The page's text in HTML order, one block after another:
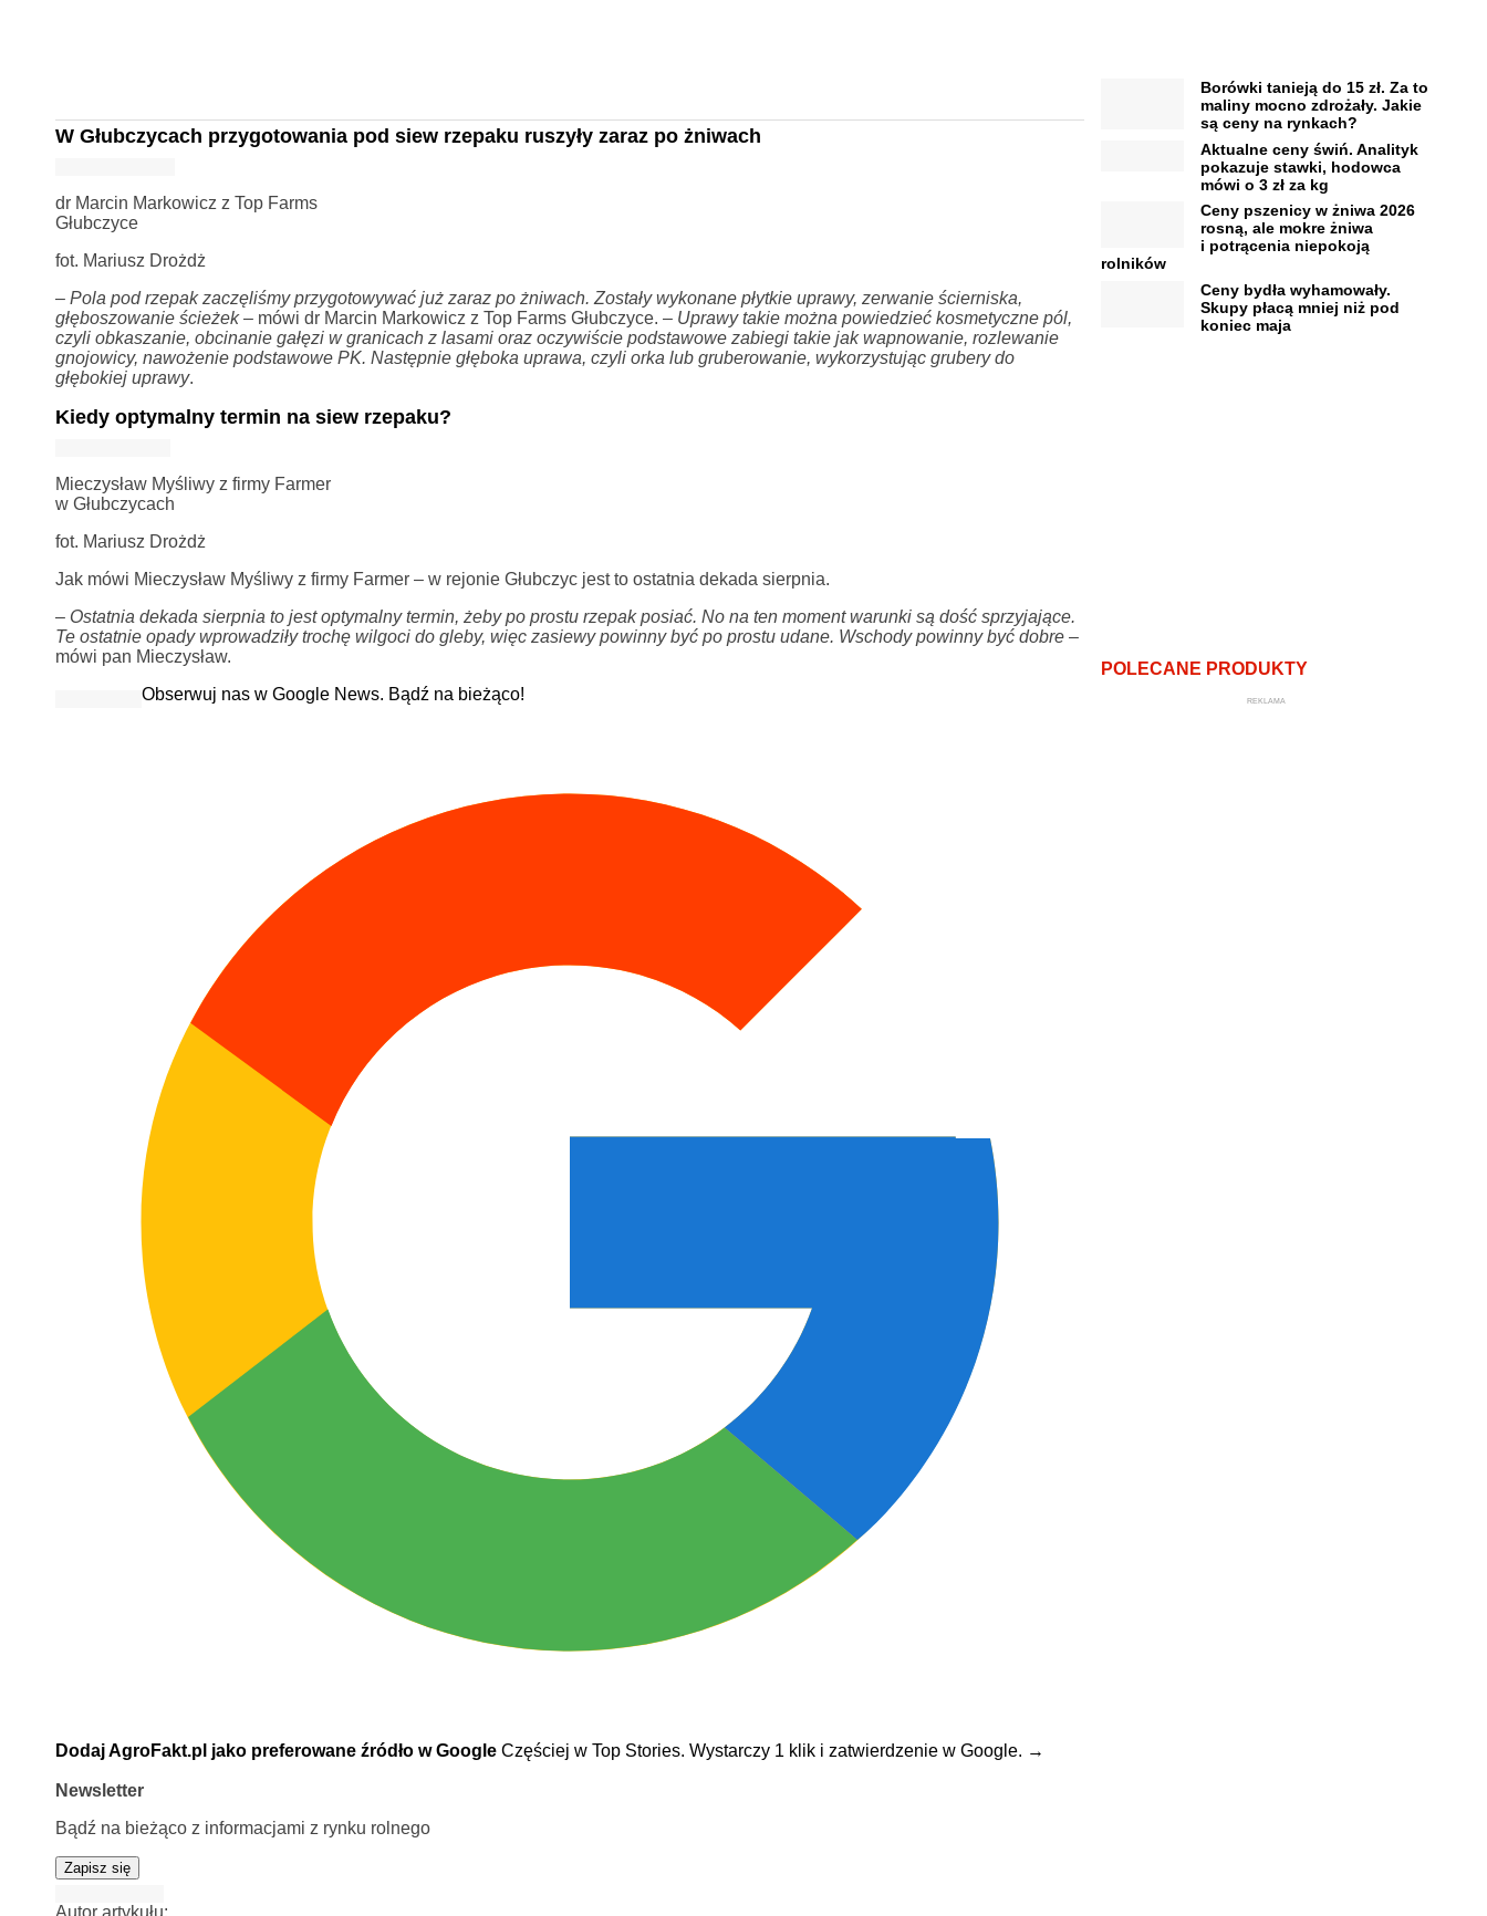
W Głubczycach przygotowania pod siew rzepaku ruszyły zaraz po żniwach
dr Marcin Markowicz z Top Farms
Głubczyce
fot. Mariusz Drożdż
– Pola pod rzepak zaczęliśmy przygotowywać już zaraz po żniwach. Zostały wykonane płytkie uprawy, zerwanie ścierniska,
głęboszowanie ścieżek– mówi dr Marcin Markowicz z Top Farms Głubczyce. – Uprawy takie można powiedzieć kosmetyczne pól,
czyli obkaszanie, obcinanie gałęzi w granicach z lasami oraz oczywiście podstawowe zabiegi takie jak wapnowanie, rozlewanie
gnojowicy, nawożenie podstawowe PK. Następnie głęboka uprawa, czyli orka lub gruberowanie, wykorzystując grubery do
głębokiej uprawy.
Kiedy optymalny termin na siew rzepaku?
Mieczysław Myśliwy z firmy Farmer
w Głubczycach
fot. Mariusz Drożdż
Jak mówi Mieczysław Myśliwy z firmy Farmer – w rejonie Głubczyc jest to ostatnia dekada sierpnia.
– Ostatnia dekada sierpnia to jest optymalny termin, żeby po prostu rzepak posiać. No na ten moment warunki są dość sprzyjające.
Te ostatnie opady wprowadziły trochę wilgoci do gleby, więc zasiewy powinny być po prostu udane. Wschody powinny być dobre–
mówi pan Mieczysław.
Obserwuj nas w Google News. Bądź na bieżąco!
Dodaj AgroFakt.pl jako preferowane źródło w Google Częściej w Top Stories. Wystarczy 1 klik i zatwierdzenie w Google. →
Newsletter
Bądź na bieżąco z informacjami z rynku rolnego
Zapisz się
Autor artykułu:
Borówki tanieją do 15 zł. Za to
maliny mocno zdrożały. Jakie
są ceny na rynkach?
Aktualne ceny świń. Analityk
pokazuje stawki, hodowca
mówi o 3 zł za kg
Ceny pszenicy w żniwa 2026
rosną, ale mokre żniwa
i potrącenia niepokoją
rolników
Ceny bydła wyhamowały.
Skupy płacą mniej niż pod
koniec maja
POLECANE PRODUKTY
REKLAMA